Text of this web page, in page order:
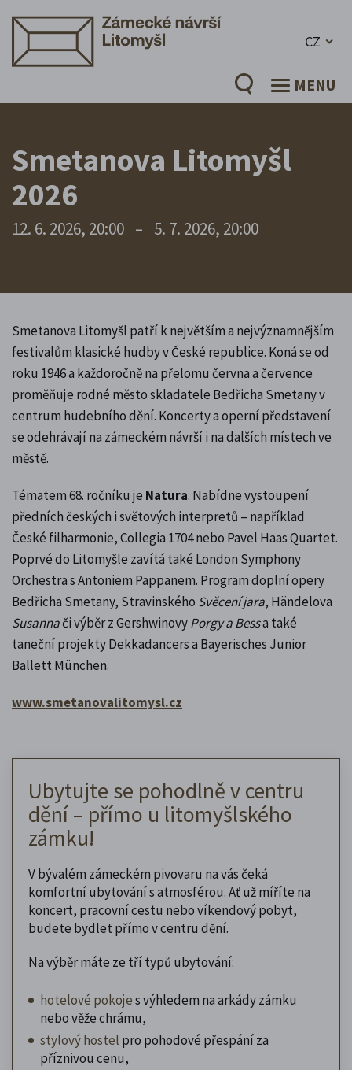
CZ
MENU
Smetanova Litomyšl
2026
12. 6. 2026, 20:00 – 5. 7. 2026, 20:00
Smetanova Litomyšl patří k největším a nejvýznamnějším
festivalům klasické hudby v České republice. Koná se od
roku 1946 a každoročně na přelomu června a července
proměňuje rodné město skladatele Bedřicha Smetany v
centrum hudebního dění. Koncerty a operní představení
se odehrávají na zámeckém návrší i na dalších místech ve
městě.
Tématem 68. ročníku je Natura. Nabídne vystoupení
předních českých i světových interpretů – například
České filharmonie, Collegia 1704 nebo Pavel Haas Quartet.
Poprvé do Litomyšle zavítá také London Symphony
Orchestra s Antoniem Pappanem. Program doplní opery
Bedřicha Smetany, Stravinského Svěcení jara, Händelova
Susannači výběr z GershwinovyPorgy a Bessa také
taneční projekty Dekkadancers a Bayerisches Junior
Ballett München.
www.smetanovalitomysl.cz
Ubytujte se pohodlně v centru
dění – přímo u litomyšlského
zámku!
V bývalém zámeckém pivovaru na vás čeká
komfortní ubytování s atmosférou. Ať už míříte na
koncert, pracovní cestu nebo víkendový pobyt,
budete bydlet přímo v centru dění.
Na výběr máte ze tří typů ubytování:
hotelové pokojes výhledem na arkády zámku
nebo věže chrámu,
stylový hostel pro pohodové přespání za
příznivou cenu,